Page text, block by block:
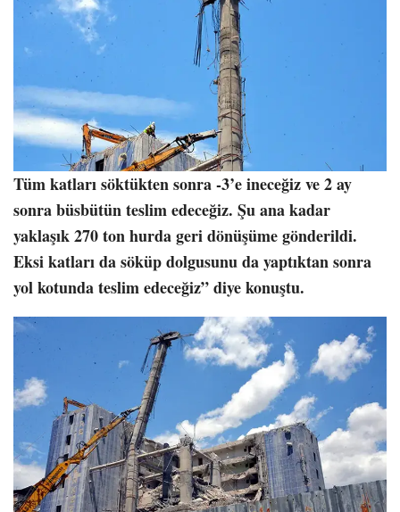
Tüm katları söktükten sonra -3’e ineceğiz ve 2 ay
sonra büsbütün teslim edeceğiz. Şu ana kadar
yaklaşık 270 ton hurda geri dönüşüme gönderildi.
Eksi katları da söküp dolgusunu da yaptıktan sonra
yol kotunda teslim edeceğiz” diye konuştu.